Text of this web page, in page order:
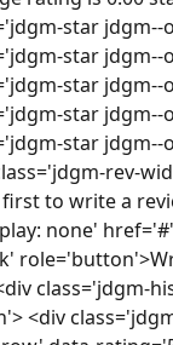
star jdgm--
star jdgm--
star jdgm--
star jdgm--
star jdgm--
rev-
to write a
none'
class='jdgm-
<div